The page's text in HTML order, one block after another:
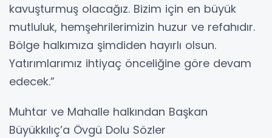
kavuşturmuş olacağız. Bizim için en büyük
mutluluk, hemşehrilerimizin huzur ve refahıdır.
Bölge halkımıza şimdiden hayırlı olsun.
Yatırımlarımız ihtiyaç önceliğine göre devam
edecek.”
Muhtar ve Mahalle halkından Başkan
Büyükkılıç’a Övgü Dolu Sözler